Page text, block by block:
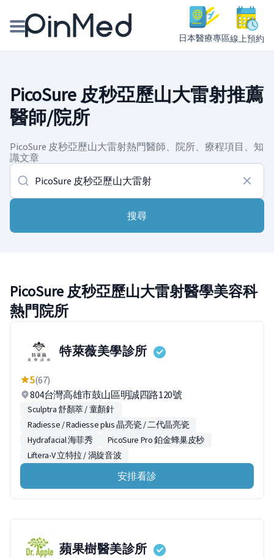
日本醫療專區線上預約
醫師專欄專訪
健康主題館
我是醫療人員
PicoSure 皮秒亞歷山大雷射推薦
醫師/院所
PicoSure 皮秒亞歷山大雷射熱門醫師、院所、療程項目、知
識文章
搜尋
PicoSure 皮秒亞歷山大雷射醫學美容科
熱門院所
特萊薇美學診所
5(67)
804台灣高雄市鼓山區明誠四路120號
Sculptra 舒顏萃 / 童顏針
Radiesse / Radiesse plus 晶亮瓷 / 二代晶亮瓷
Hydrafacial 海菲秀
PicoSure Pro 鉑金蜂巢皮秒
Liftera-V 立特拉 / 渦旋音波
安排看診
蘋果樹醫美診所